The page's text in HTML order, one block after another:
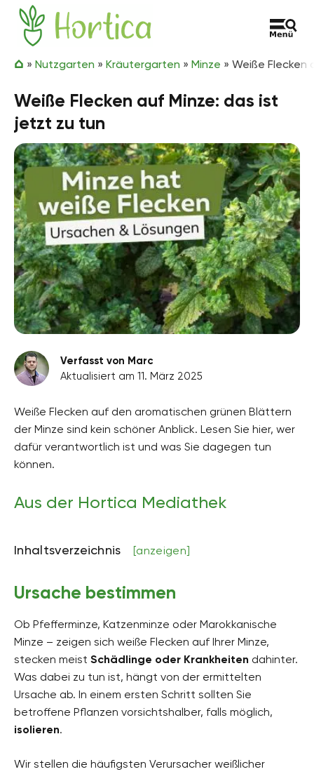
Zum Inhalt springen
Hortica
» Nutzgarten » Kräutergarten » Minze » Weiße Flecken
Weiße Flecken auf Minze: das ist
jetzt zu tun
Verfasst von Marc
Aktualisiert am 11. März 2025
Weiße Flecken auf den aromatischen grünen Blättern
der Minze sind kein schöner Anblick. Lesen Sie hier, wer
dafür verantwortlich ist und was Sie dagegen tun
können.
Aus der Hortica Mediathek
Inhaltsverzeichnis [anzeigen]
Ursache bestimmen
Ob Pfefferminze, Katzenminze oder Marokkanische
Minze – zeigen sich weiße Flecken auf Ihrer Minze,
stecken meist Schädlinge oder Krankheiten dahinter.
Was dabei zu tun ist, hängt von der ermittelten
Ursache ab. In einem ersten Schritt sollten Sie
betroffene Pflanzen vorsichtshalber, falls möglich,
isolieren.
Wir stellen die häufigsten Verursacher weißlicher